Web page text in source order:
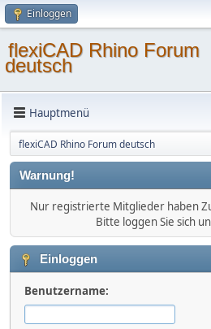
Einloggen
flexiCAD Rhino Forum
deutsch
Hauptmenü
flexiCAD Rhino Forum deutsch
Warnung!
Nur registrierte Mitglieder haben
Bitte loggen Sie sich
Einloggen
Benutzername: